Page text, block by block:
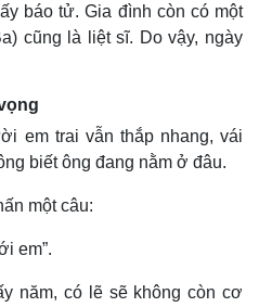
báo tử. Gia đình còn có một
cũng là liệt sĩ. Do vậy, ngày
em trai vẫn thắp nhang, vái
biết ông đang nằm ở đâu.
một câu:
em”.
năm, có lẽ sẽ không còn cơ